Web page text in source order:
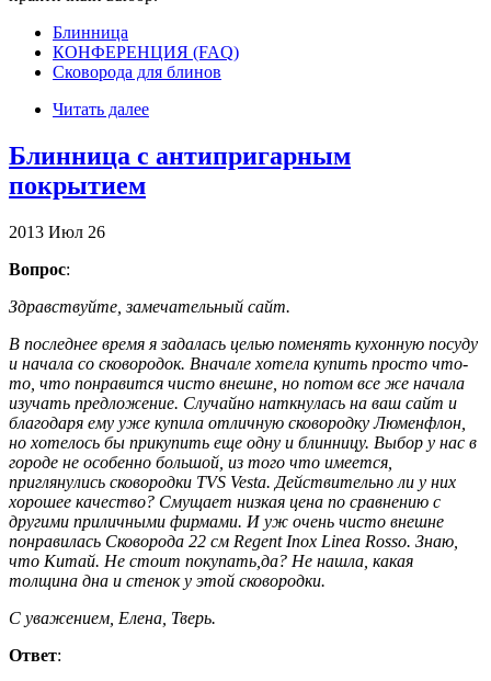
Блинница
КОНФЕРЕНЦИЯ (FAQ)
Сковорода для блинов
Читать далее
Блинница с антипригарным
покрытием
2013 Июл 26
Вопрос:
Здравствуйте, замечательный сайт.
В последнее время я задалась целью поменять кухонную посуду
и начала со сковородок. Вначале хотела купить просто что-
то, что понравится чисто внешне, но потом все же начала
изучать предложение. Случайно наткнулась на ваш сайт и
благодаря ему уже купила отличную сковородку Люменфлон,
но хотелось бы прикупить еще одну и блинницу. Выбор у нас в
городе не особенно большой, из того что имеется,
приглянулись сковородки TVS Vesta. Действительно ли у них
хорошее качество? Смущает низкая цена по сравнению с
другими приличными фирмами. И уж очень чисто внешне
понравилась Сковорода 22 см Regent Inox Linea Rosso. Знаю,
что Китай. Не стоит покупать,да? Не нашла, какая
толщина дна и стенок у этой сковородки.
С уважением, Елена, Тверь.
Ответ: